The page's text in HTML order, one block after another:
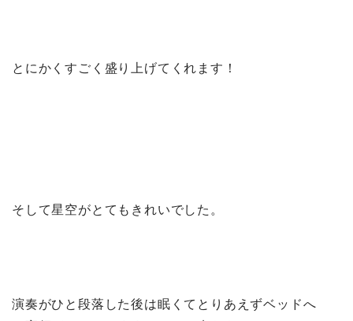
とにかくすごく盛り上げてくれます！
そして星空がとてもきれいでした。
演奏がひと段落した後は眠くてとりあえずベッドへ